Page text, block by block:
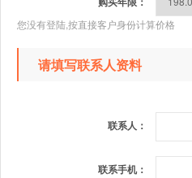
您没有登陆,按直接客户身份计算价格
请填写联系人资料
联系人：
联系手机：